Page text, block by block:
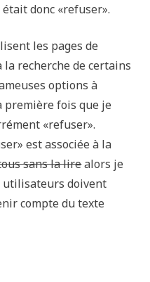
donc «refuser».
les pages de
recherche de certains
options à
première fois que je
«refuser».
est associée à la
sans la lirealors je
utilisateurs doivent
compte du texte